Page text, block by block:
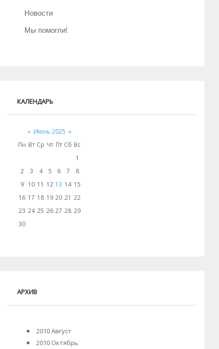
Новости
Мы помогли!
КАЛЕНДАРЬ
« Июнь 2025 »
Пн Вт Ср Чт Пт Сб Вс
1
2
3 4 5 6 7
8
9 10 11 12 13 14 15
16 17 18 19 20 21 22
23 24 25 26 27 28 29
30
АРХИВ
2010 Август
2010 Октябрь